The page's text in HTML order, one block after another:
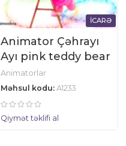
İCARƏ
Animator Çəhrayı
Ayı pink teddy bear
Animatorlar
Məhsul kodu: A1233
Qiymət təklifi al